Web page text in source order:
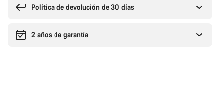
compra
Política de devolución de 30 días
2 años de garantía